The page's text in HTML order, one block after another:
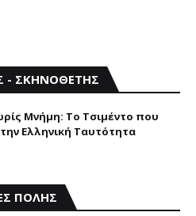
- ΣΚΗΝΟΘΕΤΗΣ
Mνήμη: Το Τσιμέντο που
Ελληνική Ταυτότητα
ΠΟΛΗΣ